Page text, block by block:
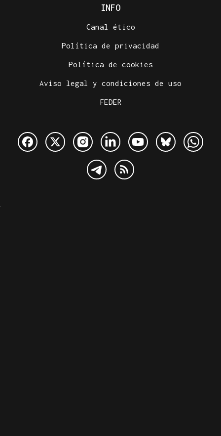
INFO
Canal ético
Política de privacidad
Política de cookies
Aviso legal y condiciones de uso
FEDER